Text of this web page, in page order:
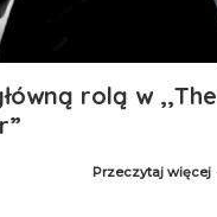
rolą w ,,The
Przeczytaj więcej